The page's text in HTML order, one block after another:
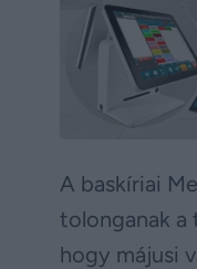
A baskíriai
tolonganak a
hogy májusi